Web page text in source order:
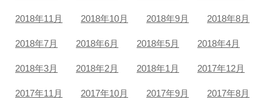
2018年11月 2018年10月 2018年9月 2018年8月
2018年7月 2018年6月 2018年5月 2018年4月
2018年3月 2018年2月 2018年1月 2017年12月
2017年11月 2017年10月 2017年9月 2017年8月